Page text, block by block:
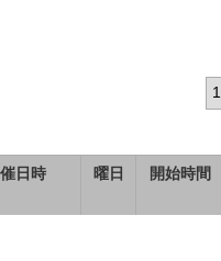
日時 曜日 開始時間